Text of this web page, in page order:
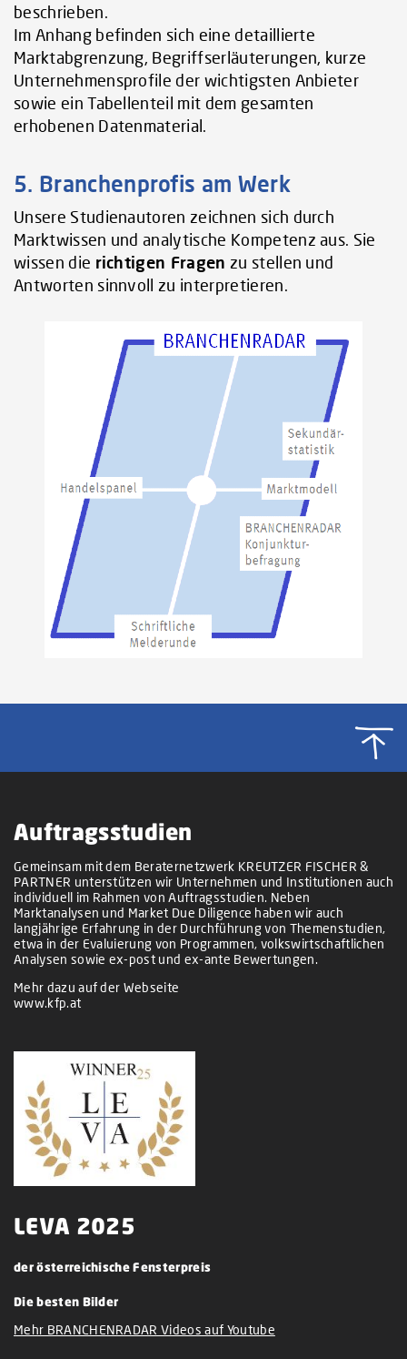
beschrieben.
Im Anhang befinden sich eine detaillierte
Marktabgrenzung, Begriffserläuterungen, kurze
Unternehmensprofile der wichtigsten Anbieter
sowie ein Tabellenteil mit dem gesamten
erhobenen Datenmaterial.
5. Branchenprofis am Werk
Unsere Studienautoren zeichnen sich durch
Marktwissen und analytische Kompetenz aus. Sie
wissen die richtigen Fragen zu stellen und
Antworten sinnvoll zu interpretieren.
Auftragsstudien
Gemeinsam mit dem Beraternetzwerk KREUTZER FISCHER &
PARTNER unterstützen wir Unternehmen und Institutionen auch
individuell im Rahmen von Auftragsstudien. Neben
Marktanalysen und Market Due Diligence haben wir auch
langjährige Erfahrung in der Durchführung von Themenstudien,
etwa in der Evaluierung von Programmen, volkswirtschaftlichen
Analysen sowie ex-post und ex-ante Bewertungen.
Mehr dazu auf der Webseite
www.kfp.at
LEVA 2025
der österreichische Fensterpreis
Die besten Bilder
Mehr BRANCHENRADAR Videos auf Youtube